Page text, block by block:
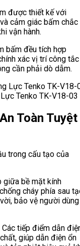
được thiết kế với
cảm giác bấm chắc
vận hành.
bấm đều tích hợp
xác vị trí công tắc
cần phải dò dẫm.
Tenko TK-V18-
Toàn Tuyệt
trong cấu tạo của
giữa bề mặt kính
cháy phía sau
bảo vệ người dùng
Các tiếp điểm dẫn
giúp dẫn điện ổn